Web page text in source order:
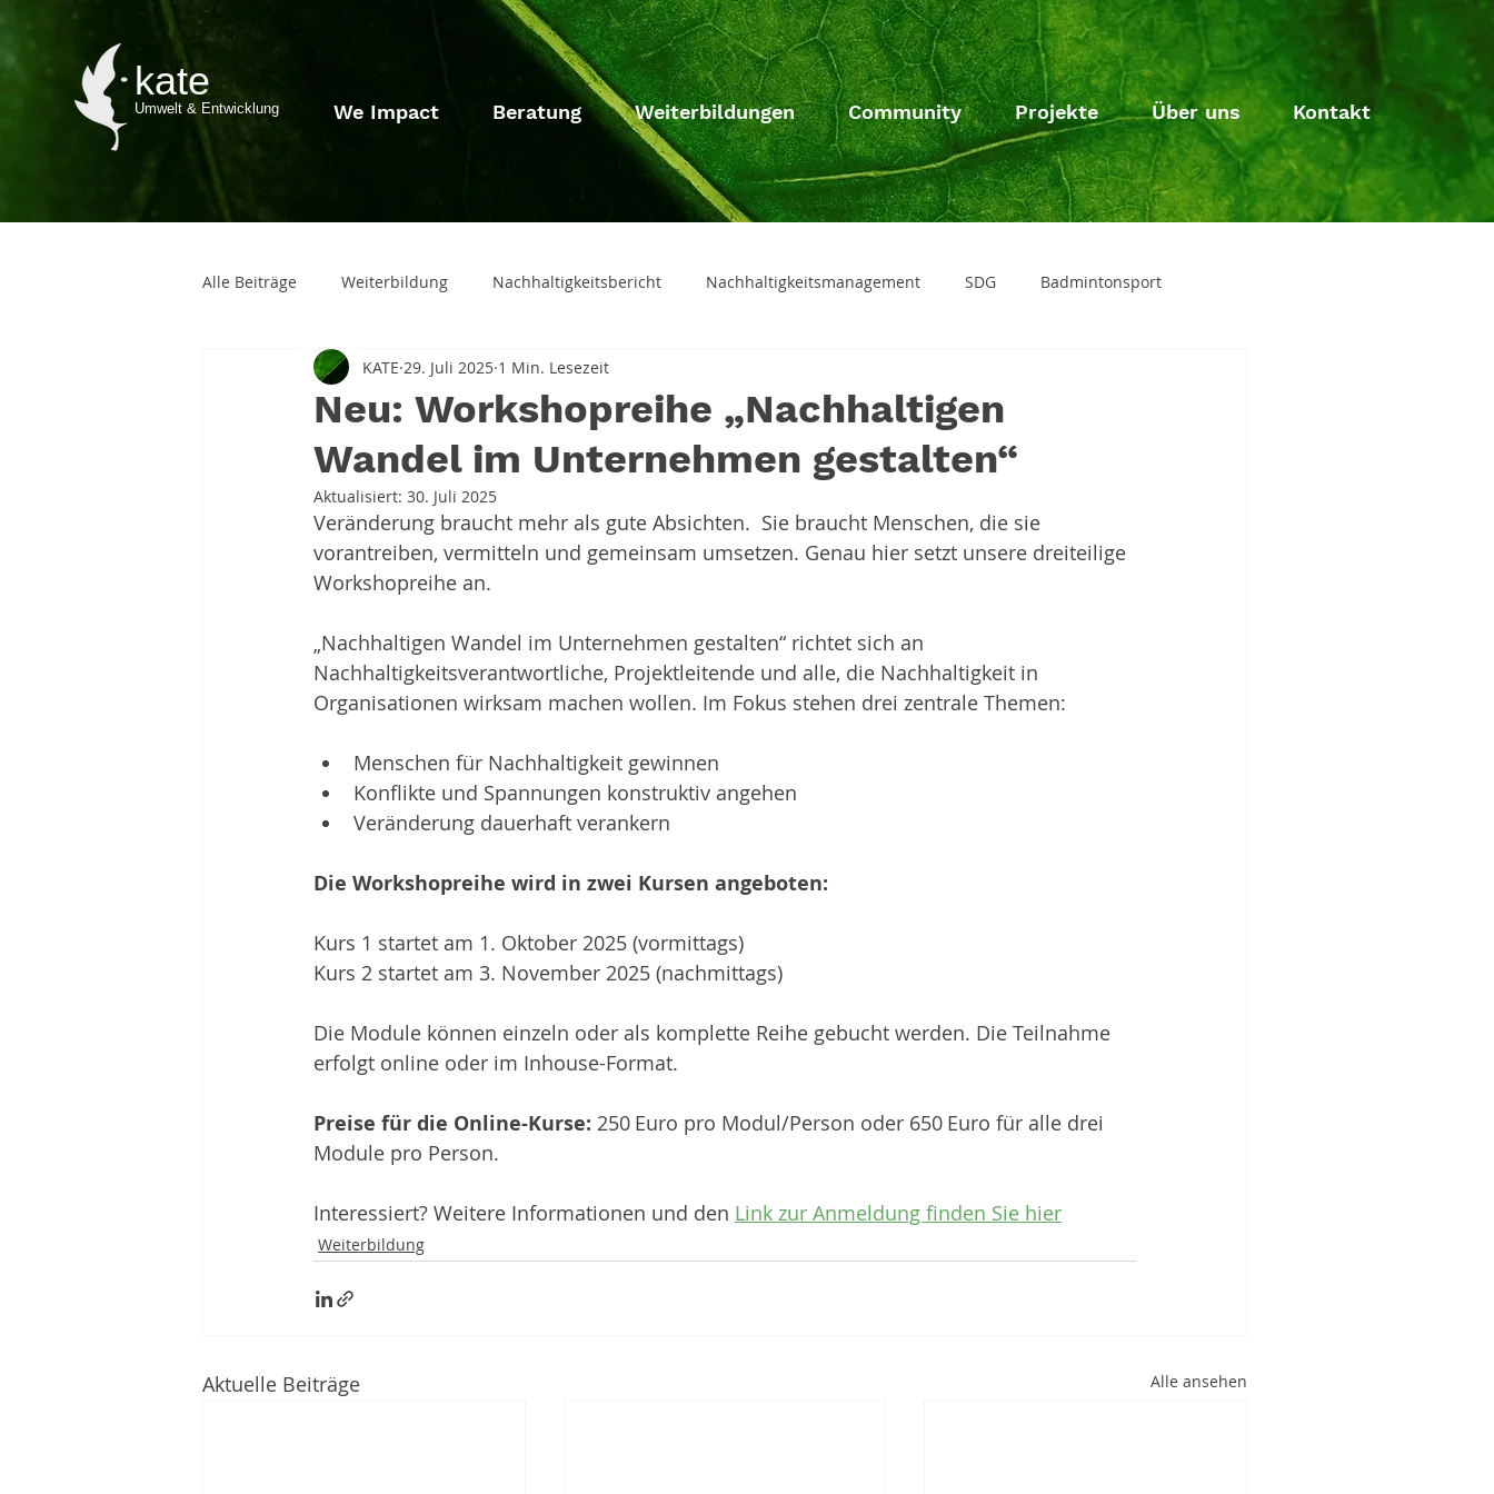
kate
Umwelt & Entwicklung We Impact Beratung Weiterbildungen Community Projekte Über uns Kontakt
Alle Beiträge Weiterbildung Nachhaltigkeitsbericht Nachhaltigkeitsmanagement SDG Badmintonsport
Empowerment Stellenanzeige Projekt
Neu: Workshopreihe „Nachhaltigen
Wandel im Unternehmen gestalten“
KATE 29. Juli 2025 1 Min. Lesezeit
Aktualisiert: 30. Juli 2025
Veränderung braucht mehr als gute Absichten. Sie braucht Menschen, die sie
vorantreiben, vermitteln und gemeinsam umsetzen. Genau hier setzt unsere dreiteilige
Workshopreihe an.
„Nachhaltigen Wandel im Unternehmen gestalten“ richtet sich an
Nachhaltigkeitsverantwortliche, Projektleitende und alle, die Nachhaltigkeit in
Organisationen wirksam machen wollen. Im Fokus stehen drei zentrale Themen:
Menschen für Nachhaltigkeit gewinnen
Konflikte und Spannungen konstruktiv angehen
Veränderung dauerhaft verankern
Die Workshopreihe wird in zwei Kursen angeboten:
Kurs 1 startet am 1. Oktober 2025 (vormittags)
Kurs 2 startet am 3. November 2025 (nachmittags)
Die Module können einzeln oder als komplette Reihe gebucht werden. Die Teilnahme
erfolgt online oder im Inhouse-Format.
Preise für die Online-Kurse: 250 Euro pro Modul/Person oder 650 Euro für alle drei
Module pro Person.
Interessiert? Weitere Informationen und den Link zur Anmeldung finden Sie hier
Weiterbildung
Aktuelle Beiträge Alle ansehen